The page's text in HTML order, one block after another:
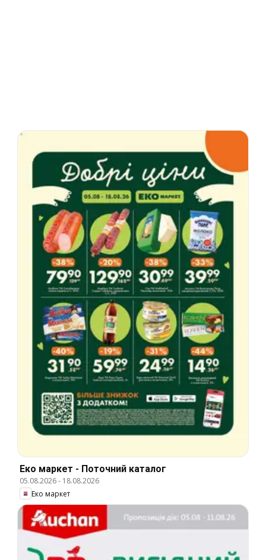
Еко маркет - Поточний каталог
05.08.2026- 18.08.2026
Еко маркет